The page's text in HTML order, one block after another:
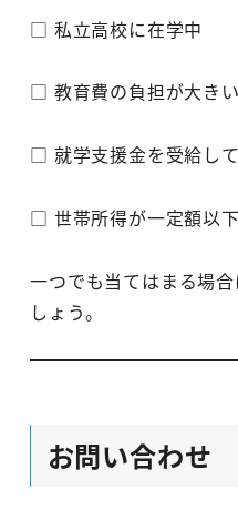
□ 私立高校に在学中
□ 教育費の負担が大きい
□ 就学支援金を受給し
□ 世帯所得が一定額以
一つでも当てはまる場
しょう。
お問い合わせ